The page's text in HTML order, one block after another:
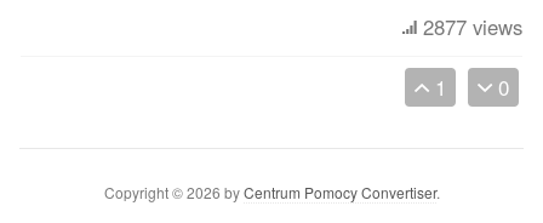
2877 views
1 0
Copyright © 2026 byCentrum Pomocy Convertiser.